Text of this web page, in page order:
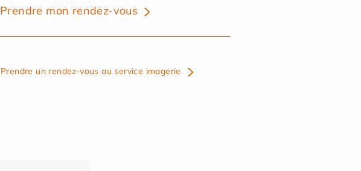
Prendre mon rendez-vous
Prendre un rendez-vous au service imagerie